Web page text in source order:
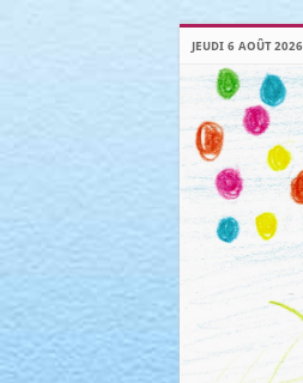
JEUDI 6 AOÛT 2026